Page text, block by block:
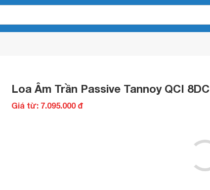
Loa Âm Trần Passive Tannoy QCI 8DC
Giá từ: 7.095.000 đ